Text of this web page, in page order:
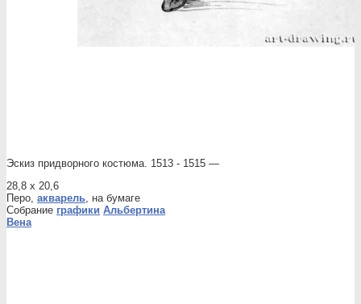
Эскиз придворного костюма. 1513 - 1515 —
28,8 x 20,6
Перо, акварель, на бумаге
Собрание графики Альбертина
Вена